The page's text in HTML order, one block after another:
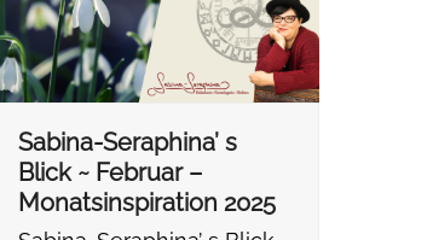
Sabina-Seraphina’ s
Blick ~ Februar –
Monatsinspiration 2025